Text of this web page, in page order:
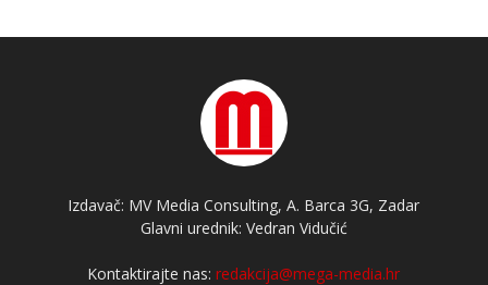
Izdavač: MV Media Consulting, A. Barca 3G, Zadar
Glavni urednik: Vedran Vidučić
Kontaktirajte nas:redakcija@mega-media.hr